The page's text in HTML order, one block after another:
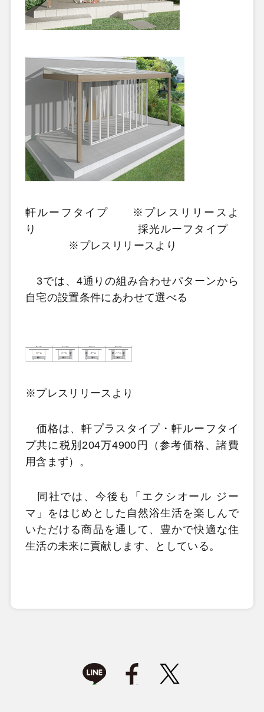
軒ルーフタイプ ※プレスリリースよ
り 採光ルーフタイプ
※プレスリリースより
3では、4通りの組み合わせパターンから
自宅の設置条件にあわせて選べる
※プレスリリースより
価格は、軒プラスタイプ・軒ルーフタイ
プ共に税別204万4900円（参考価格、諸費
用含まず）。
同社では、今後も「エクシオール ジー
マ」をはじめとした自然浴生活を楽しんで
いただける商品を通して、豊かで快適な住
生活の未来に貢献します、としている。